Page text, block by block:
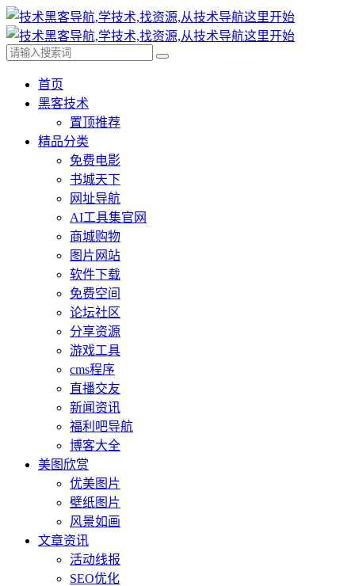
首页
黑客技术
置顶推荐
精品分类
免费电影
书城天下
网址导航
AI工具集官网
商城购物
图片网站
软件下载
免费空间
论坛社区
分享资源
游戏工具
cms程序
直播交友
新闻资讯
福利吧导航
博客大全
美图欣赏
优美图片
壁纸图片
风景如画
文章资讯
活动线报
SEO优化